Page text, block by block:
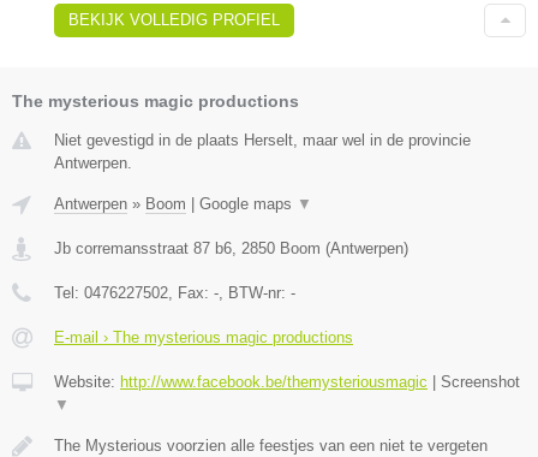
BEKIJK VOLLEDIG PROFIEL
The mysterious magic productions
Niet gevestigd in de plaats Herselt, maar wel in de provincie
Antwerpen.
Antwerpen » Boom | Google maps ▼
Jb corremansstraat 87 b6 2850 Boom (Antwerpen)
Tel: 0476227502 , Fax: - , BTW-nr: -
E-mail › The mysterious magic productions
Website: http://www.facebook.be/themysteriousmagic | Screenshot
▼
The Mysterious voorzien alle feestjes van een niet te vergeten